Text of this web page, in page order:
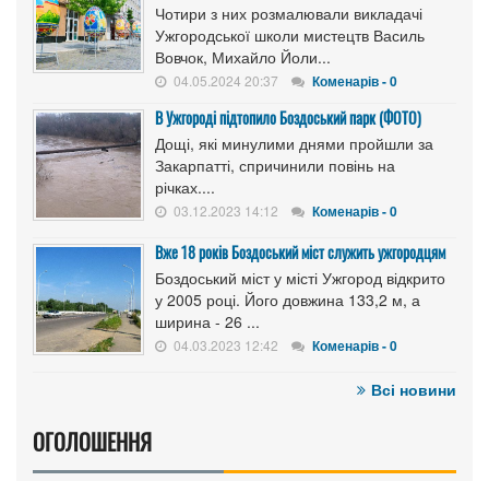
Чотири з них розмалювали викладачі
Ужгородської школи мистецтв Василь
Вовчок, Михайло Йоли...
04.05.2024 20:37 Коменарів - 0
В Ужгороді підтопило Боздоський парк (ФОТО)
Дощі, які минулими днями пройшли за
Закарпатті, спричинили повінь на
річках....
03.12.2023 14:12 Коменарів - 0
Вже 18 років Боздоський міст служить ужгородцям
Боздоський міст у місті Ужгород відкрито
у 2005 році. Його довжина 133,2 м, а
ширина - 26 ...
04.03.2023 12:42 Коменарів - 0
Всі новини
ОГОЛОШЕННЯ